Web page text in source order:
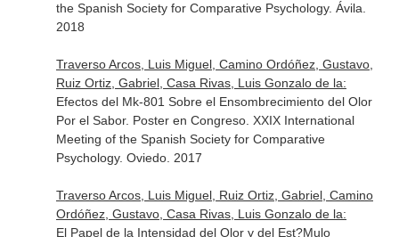
the Spanish Society for Comparative Psychology. Ávila.
2018
Traverso Arcos, Luis Miguel, Camino Ordóñez, Gustavo,
Ruiz Ortiz, Gabriel, Casa Rivas, Luis Gonzalo de la:
Efectos del Mk-801 Sobre el Ensombrecimiento del Olor
Por el Sabor. Poster en Congreso. XXIX International
Meeting of the Spanish Society for Comparative
Psychology. Oviedo. 2017
Traverso Arcos, Luis Miguel, Ruiz Ortiz, Gabriel, Camino
Ordóñez, Gustavo, Casa Rivas, Luis Gonzalo de la:
El Papel de la Intensidad del Olor y del Est?Mulo